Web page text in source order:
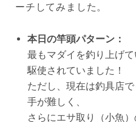
ーチしてみました。
本日の竿頭パターン：
最もマダイを釣り上げ
駆使されていました！
ただし、現在は釣具店
手が難しく、
さらにエサ取り（小魚